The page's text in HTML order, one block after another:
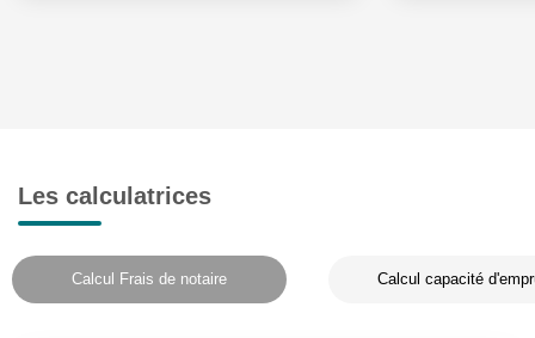
Les calculatrices
Calcul Frais de notaire Calcul capacité